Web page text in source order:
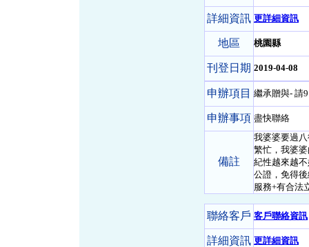
詳細資訊 更詳細資訊
地區 桃園縣
刊登日期 2019-04-08
申辦項目 繼承贈與- 請
申辦事項 盡快聯絡
備註
我婆婆要過
繁忙，我婆
紀性越來越
公證，免得
服務+有合法
聯絡客戶 客戶聯絡資訊
詳細資訊 更詳細資訊